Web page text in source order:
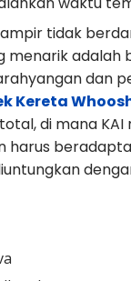
tidak
menarik adalah
dan
Kereta
di mana
harus